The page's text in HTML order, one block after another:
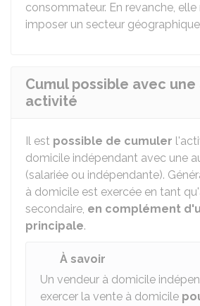
consommateur. En revanche,
imposer un secteur
Cumul possible avec
activité
Il est possible de cumuler
domicile indépendant avec une
(salariée ou indépendante).
à domicile est exercée en tant
secondaire, en complément
principale.
À savoir
Un vendeur à domicile
exercer la vente à domicile